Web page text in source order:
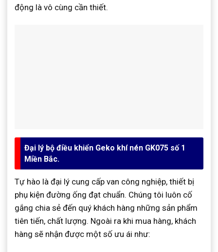
động là vô cùng cần thiết.
Đại lý bộ điều khiển Geko khí nén GK075 số 1
Miền Bắc.
Tự hào là đại lý cung cấp van công nghiệp, thiết bị
phụ kiện đường ống đạt chuẩn. Chúng tôi luôn cố
gắng chia sẻ đến quý khách hàng những sản phẩm
tiên tiến, chất lượng. Ngoài ra khi mua hàng, khách
hàng sẽ nhận được một số ưu ái như: